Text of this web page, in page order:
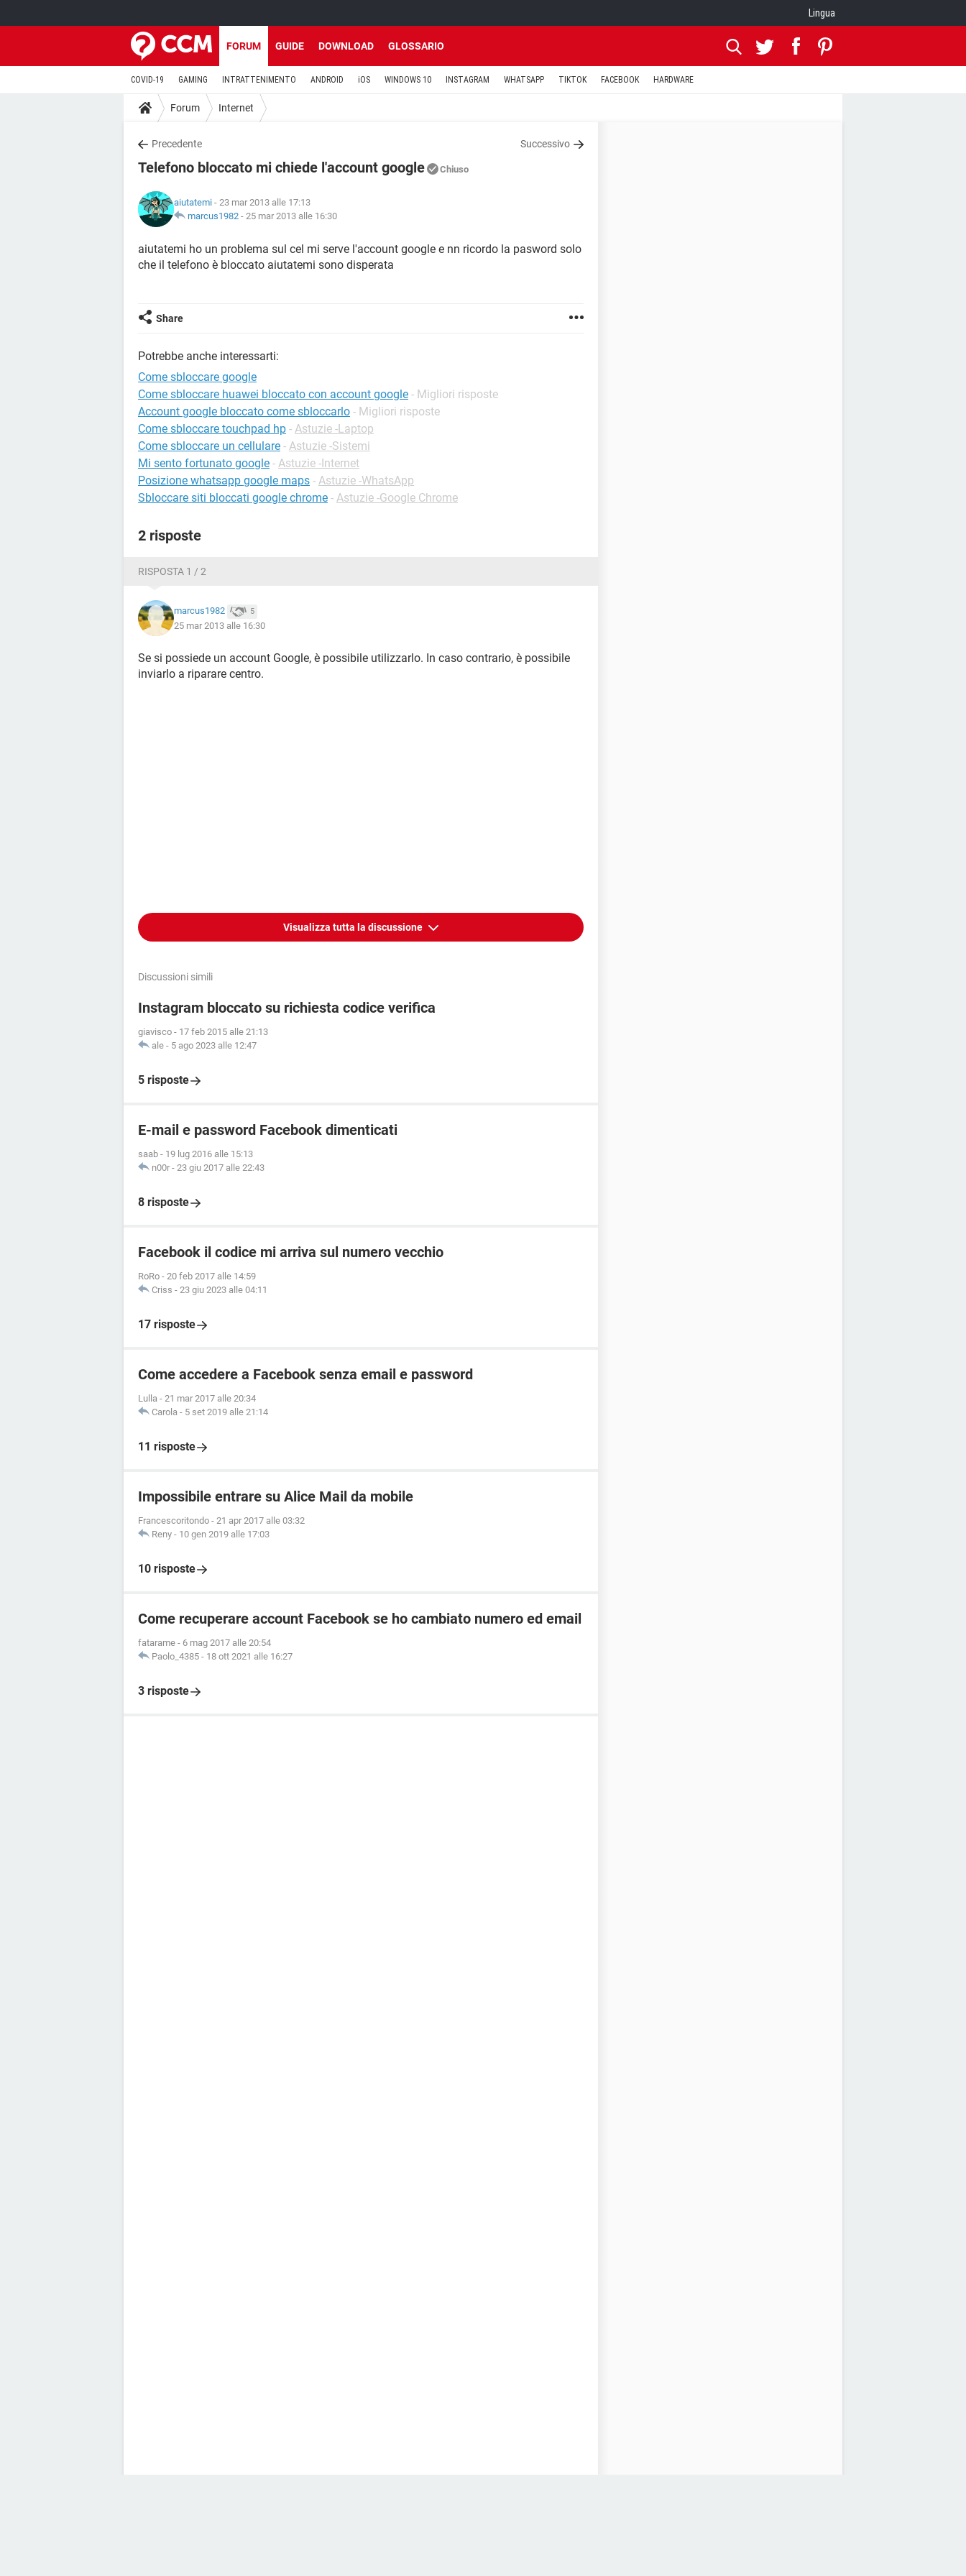
Lingua
FORUM GUIDE DOWNLOAD GLOSSARIO
COVID-19 GAMING INTRATTENIMENTO ANDROID iOS WINDOWS 10 INSTAGRAM WHATSAPP TIKTOK FACEBOOK HARDWARE
Forum Internet
Precedente Successivo
Telefono bloccato mi chiede l'account google Chiuso
aiutatemi - 23 mar 2013 alle 17:13
marcus1982 - 25 mar 2013 alle 16:30
aiutatemi ho un problema sul cel mi serve l'account google e nn ricordo la pasword solo
che il telefono è bloccato aiutatemi sono disperata
Share
Potrebbe anche interessarti:
Come sbloccare google
Come sbloccare huawei bloccato con account google - Migliori risposte
Account google bloccato come sbloccarlo - Migliori risposte
Come sbloccare touchpad hp - Astuzie -Laptop
Come sbloccare un cellulare - Astuzie -Sistemi
Mi sento fortunato google - Astuzie -Internet
Posizione whatsapp google maps - Astuzie -WhatsApp
Sbloccare siti bloccati google chrome - Astuzie -Google Chrome
2 risposte
RISPOSTA 1 / 2
marcus1982 5
25 mar 2013 alle 16:30
Se si possiede un account Google, è possibile utilizzarlo. In caso contrario, è possibile
inviarlo a riparare centro.
Visualizza tutta la discussione
Discussioni simili
Instagram bloccato su richiesta codice verifica
giavisco - 17 feb 2015 alle 21:13
ale - 5 ago 2023 alle 12:47
5 risposte
E-mail e password Facebook dimenticati
saab - 19 lug 2016 alle 15:13
n00r - 23 giu 2017 alle 22:43
8 risposte
Facebook il codice mi arriva sul numero vecchio
RoRo - 20 feb 2017 alle 14:59
Criss - 23 giu 2023 alle 04:11
17 risposte
Come accedere a Facebook senza email e password
Lulla - 21 mar 2017 alle 20:34
Carola - 5 set 2019 alle 21:14
11 risposte
Impossibile entrare su Alice Mail da mobile
Francescoritondo - 21 apr 2017 alle 03:32
Reny - 10 gen 2019 alle 17:03
10 risposte
Come recuperare account Facebook se ho cambiato numero ed email
fatarame - 6 mag 2017 alle 20:54
Paolo_4385 - 18 ott 2021 alle 16:27
3 risposte